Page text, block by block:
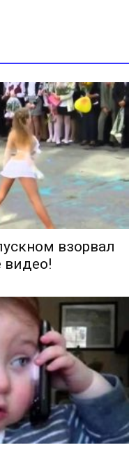
взорвал
видео!